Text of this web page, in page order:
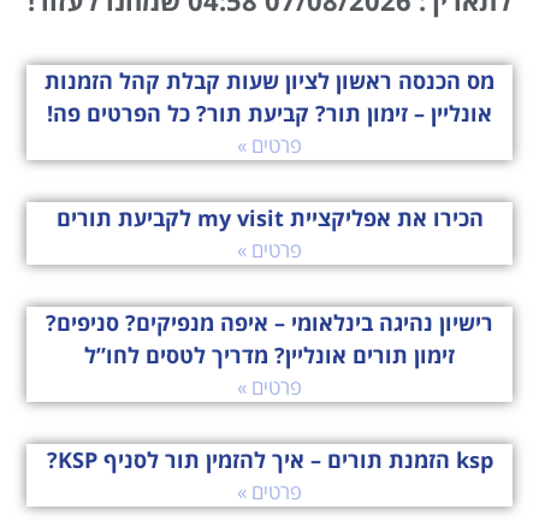
מס הכנסה ראשון לציון שעות קבלת קהל הזמנות
אונליין – זימון תור? קביעת תור? כל הפרטים פה!
פרטים »
הכירו את אפליקציית my visit לקביעת תורים
פרטים »
רישיון נהיגה בינלאומי – איפה מנפיקים? סניפים?
זימון תורים אונליין? מדריך לטסים לחו”ל
פרטים »
ksp הזמנת תורים – איך להזמין תור לסניף KSP?
פרטים »